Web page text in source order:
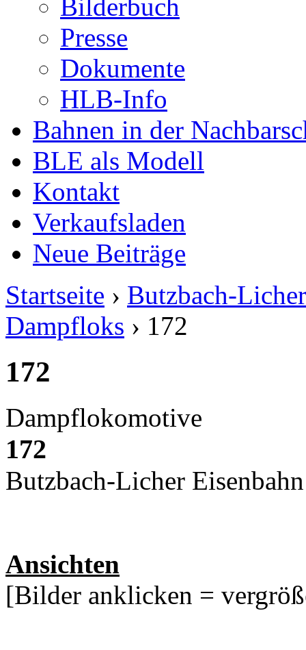
Bilderbuch
Presse
Dokumente
HLB-Info
Bahnen in der
BLE als Modell
Kontakt
Verkaufsladen
Neue Beiträge
Startseite › Butzbach-
Dampfloks › 172
172
Dampflokomotive
172
Butzbach-Licher
Ansichten
[Bilder anklicken =